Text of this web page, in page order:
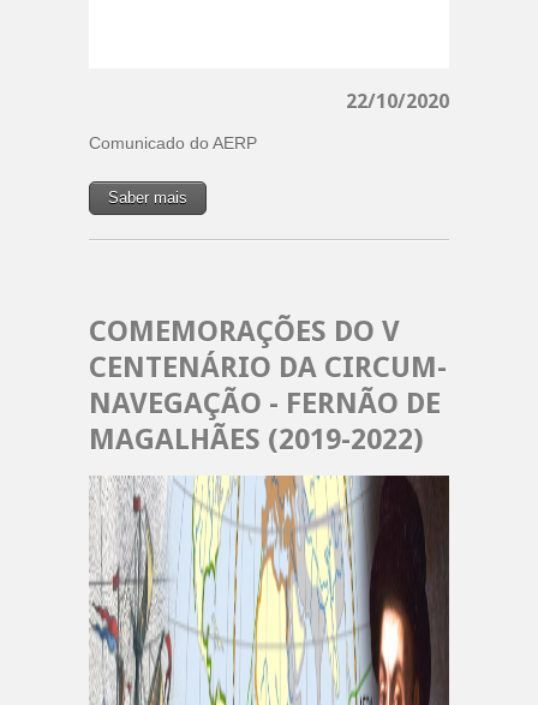
22/10/2020
Comunicado do AERP
Saber mais
COMEMORAÇÕES DO V
CENTENÁRIO DA CIRCUM-
NAVEGAÇÃO - FERNÃO DE
MAGALHÃES (2019-2022)